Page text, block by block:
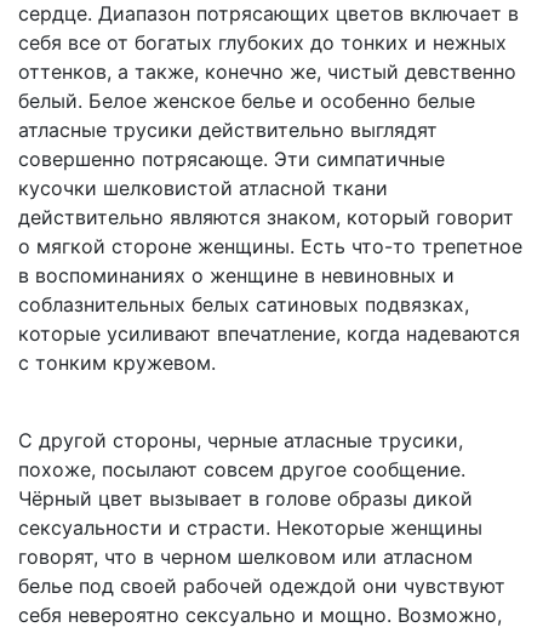
сердце. Диапазон потрясающих цветов включает в
себя все от богатых глубоких до тонких и нежных
оттенков, а также, конечно же, чистый девственно
белый. Белое женское белье и особенно белые
атласные трусики действительно выглядят
совершенно потрясающе. Эти симпатичные
кусочки шелковистой атласной ткани
действительно являются знаком, который говорит
о мягкой стороне женщины. Есть что-то трепетное
в воспоминаниях о женщине в невиновных и
соблазнительных белых сатиновых подвязках,
которые усиливают впечатление, когда надеваются
с тонким кружевом.
С другой стороны, черные атласные трусики,
похоже, посылают совсем другое сообщение.
Чёрный цвет вызывает в голове образы дикой
сексуальности и страсти. Некоторые женщины
говорят, что в черном шелковом или атласном
белье под своей рабочей одеждой они чувствуют
себя невероятно сексуально и мощно. Возможно,